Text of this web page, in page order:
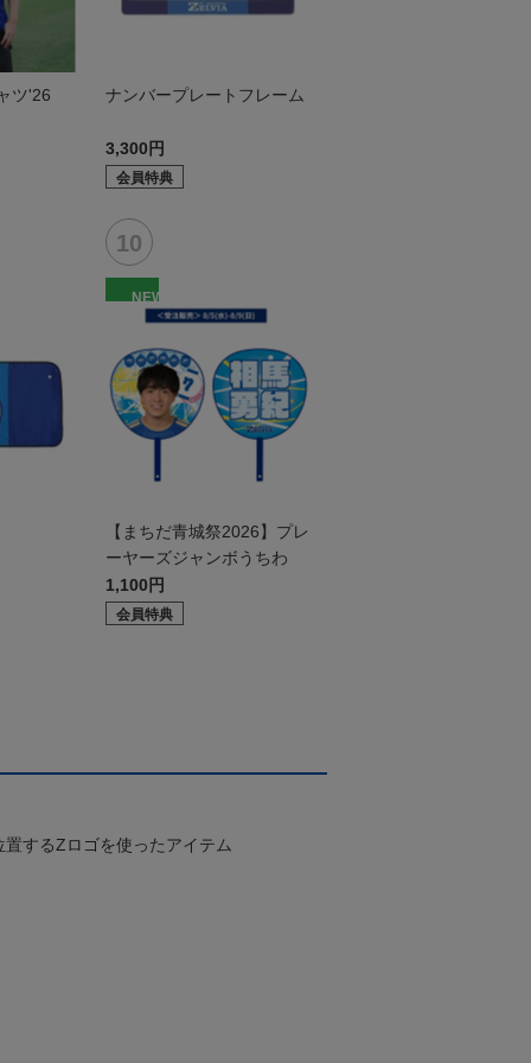
ツ'26 ナンバープレートフレーム
3,300円
会員特典
NEW
【まちだ青城祭2026】プレ
ーヤーズジャンボうちわ
1,100円
会員特典
するZロゴを使ったアイテム